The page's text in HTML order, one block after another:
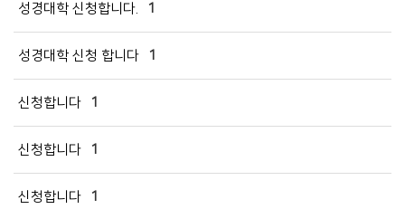
성경대학 신청합니다. 1
성경대학 신청 합니다 1
신청합니다 1
신청합니다 1
신청합니다 1